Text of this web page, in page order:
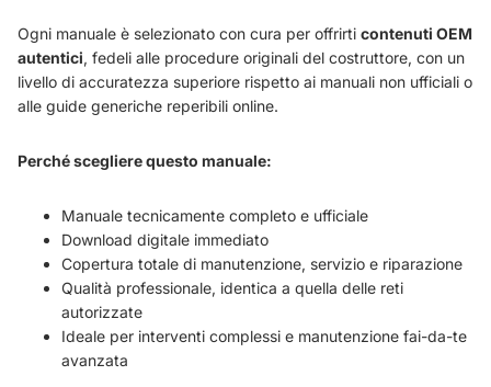
Ogni manuale è selezionato con cura per offrirti contenuti OEM
autentici, fedeli alle procedure originali del costruttore, con un
livello di accuratezza superiore rispetto ai manuali non ufficiali o
alle guide generiche reperibili online.
Perché scegliere questo manuale:
Manuale tecnicamente completo e ufficiale
Download digitale immediato
Copertura totale di manutenzione, servizio e riparazione
Qualità professionale, identica a quella delle reti
autorizzate
Ideale per interventi complessi e manutenzione fai-da-te
avanzata